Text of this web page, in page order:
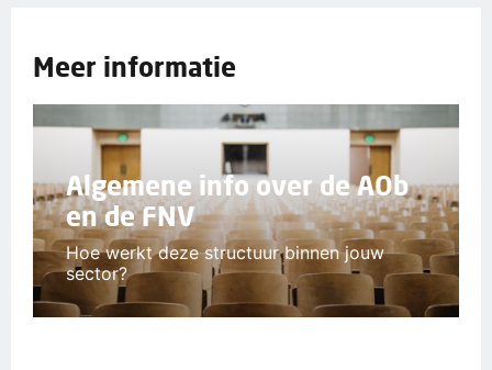
Meer informatie
Algemene info over de AOb
en de FNV
Hoe werkt deze structuur binnen jouw
sector?